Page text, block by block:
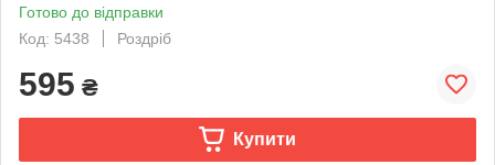
Готово до відправки
Код: 5438
Роздріб
595 ₴
Купити